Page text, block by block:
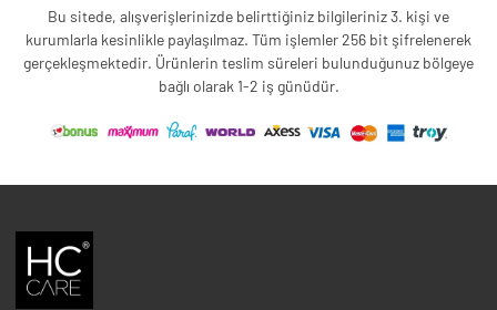
Bu sitede, alışverişlerinizde belirttiğiniz bilgileriniz 3. kişi ve
kurumlarla kesinlikle paylaşılmaz. Tüm işlemler 256 bit şifrelenerek
gerçekleşmektedir. Ürünlerin teslim süreleri bulunduğunuz bölgeye
bağlı olarak 1-2 iş günüdür.